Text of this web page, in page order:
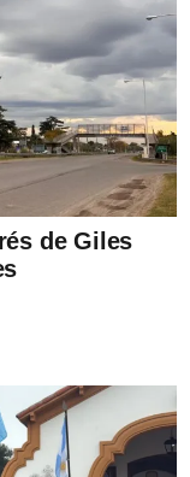
de Giles